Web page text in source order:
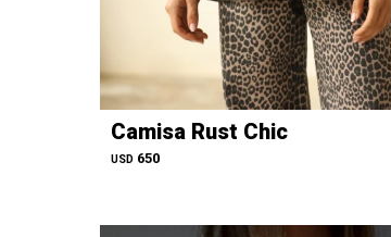
Camisa Rust Chic
USD 650